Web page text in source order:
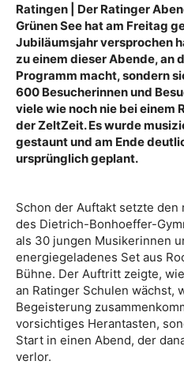
Ratingen | Der Ratinger
Grünen See hat am Freitag
Jubiläumsjahr versprochen
zu einem dieser Abende, an
Programm macht, sondern
600 Besucherinnen und
viele wie noch nie bei einem
der ZeltZeit. Es wurde
gestaunt und am Ende
ursprünglich geplant.
Schon der Auftakt setzte den
des Dietrich-Bonhoeffer-
als 30 jungen Musikerinnen
energiegeladenes Set aus
Bühne. Der Auftritt zeigte,
an Ratinger Schulen wächst,
Begeisterung
vorsichtiges Herantasten,
Start in einen Abend, der
verlor.